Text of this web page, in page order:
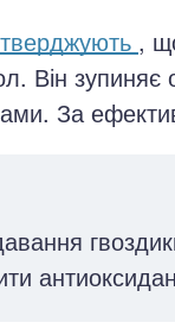
,
Він
За